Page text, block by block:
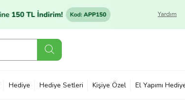
Yardım
Hediye Hediye Setleri Kişiye Özel El Yapımı